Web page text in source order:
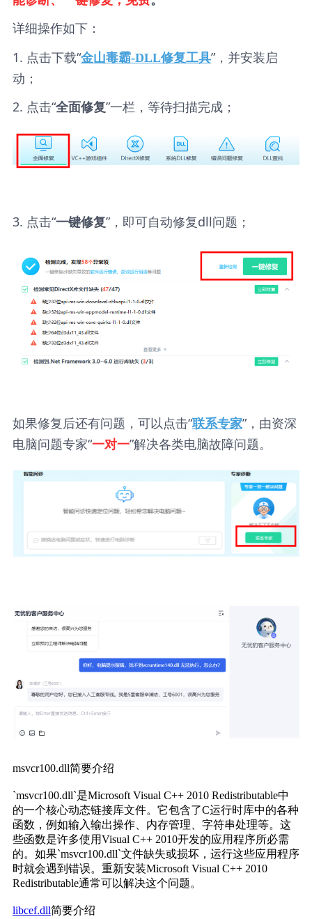
详细操作如下：
1. 点击下载“金山毒霸-DLL修复工具”，并安装启
动；
2. 点击“全面修复”一栏，等待扫描完成；
3. 点击“一键修复”，即可自动修复dll问题；
如果修复后还有问题，可以点击“联系专家”，由资深
电脑问题专家“一对一”解决各类电脑故障问题。
msvcr100.dll简要介绍
`msvcr100.dll`是Microsoft Visual C++ 2010 Redistributable中
的一个核心动态链接库文件。它包含了C运行时库中的各种
函数，例如输入输出操作、内存管理、字符串处理等。这
些函数是许多使用Visual C++ 2010开发的应用程序所必需
的。如果`msvcr100.dll`文件缺失或损坏，运行这些应用程序
时就会遇到错误。重新安装Microsoft Visual C++ 2010
Redistributable通常可以解决这个问题。
libcef.dll简要介绍